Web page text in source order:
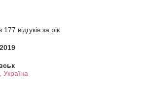
відгуків за рік
Україна